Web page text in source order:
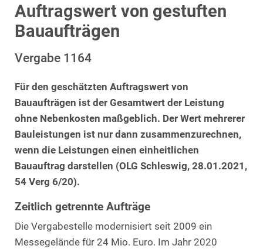
Auftragswert von gestuften
Bauaufträgen
Vergabe 1164
Für den geschätzten Auftragswert von
Bauaufträgen ist der Gesamtwert der Leistung
ohne Nebenkosten maßgeblich. Der Wert mehrerer
Bauleistungen ist nur dann zusammenzurechnen,
wenn die Leistungen einen einheitlichen
Bauauftrag darstellen (OLG Schleswig, 28.01.2021,
54 Verg 6/20).
Zeitlich getrennte Aufträge
Die Vergabestelle modernisiert seit 2009 ein
Messegelände für 24 Mio. Euro. Im Jahr 2020